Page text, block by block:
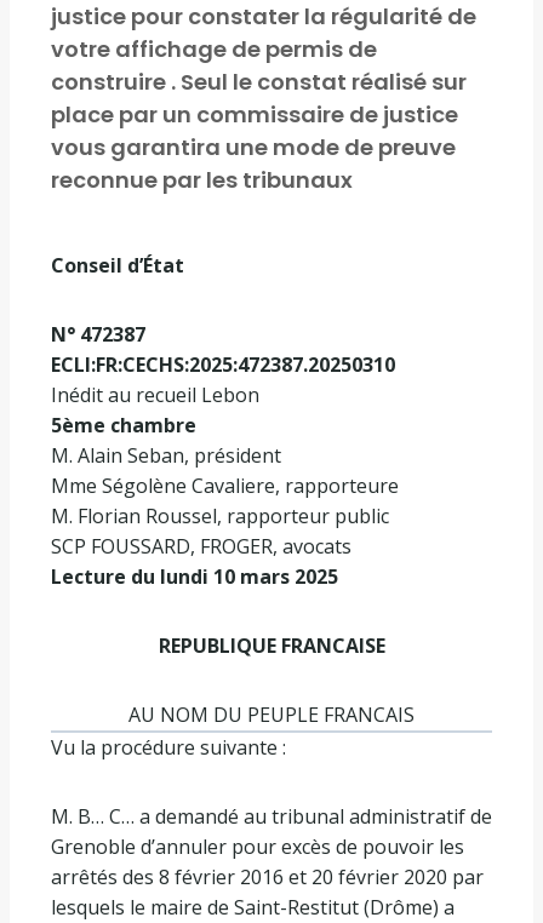
justice pour constater la régularité de
votre affichage de permis de
construire . Seul le constat réalisé sur
place par un commissaire de justice
vous garantira une mode de preuve
reconnue par les tribunaux
Conseil d’État
N° 472387
ECLI:FR:CECHS:2025:472387.20250310
Inédit au recueil Lebon
5ème chambre
M. Alain Seban, président
Mme Ségolène Cavaliere, rapporteure
M. Florian Roussel, rapporteur public
SCP FOUSSARD, FROGER, avocats
Lecture du lundi 10 mars 2025
REPUBLIQUE FRANCAISE
AU NOM DU PEUPLE FRANCAIS
Vu la procédure suivante :
M. B… C… a demandé au tribunal administratif de
Grenoble d’annuler pour excès de pouvoir les
arrêtés des 8 février 2016 et 20 février 2020 par
lesquels le maire de Saint-Restitut (Drôme) a